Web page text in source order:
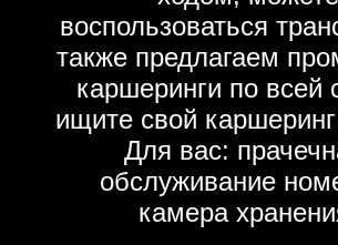
воспользоваться
также предлагаем
каршеринги по всей
ищите свой
Для вас:
обслуживание
камера